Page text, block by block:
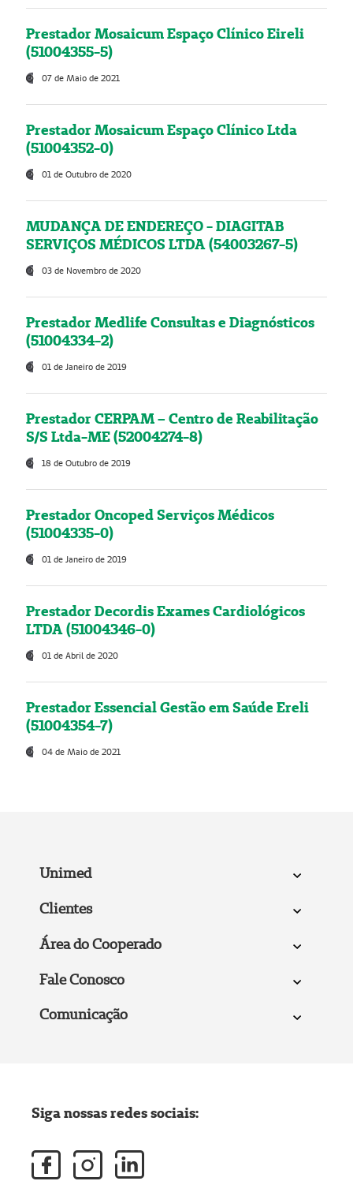
Prestador Mosaicum Espaço Clínico Eireli
(51004355-5)
07 de Maio de 2021
Prestador Mosaicum Espaço Clínico Ltda
(51004352-0)
01 de Outubro de 2020
MUDANÇA DE ENDEREÇO - DIAGITAB
SERVIÇOS MÉDICOS LTDA (54003267-5)
03 de Novembro de 2020
Prestador Medlife Consultas e Diagnósticos
(51004334-2)
01 de Janeiro de 2019
Prestador CERPAM – Centro de Reabilitação
S/S Ltda-ME (52004274-8)
18 de Outubro de 2019
Prestador Oncoped Serviços Médicos
(51004335-0)
01 de Janeiro de 2019
Prestador Decordis Exames Cardiológicos
LTDA (51004346-0)
01 de Abril de 2020
Prestador Essencial Gestão em Saúde Ereli
(51004354-7)
04 de Maio de 2021
Unimed
Clientes
Área do Cooperado
Fale Conosco
Comunicação
Siga nossas redes sociais: